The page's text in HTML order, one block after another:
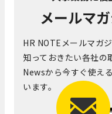
メールマ
HR NOTEメールマガ
知っておきたい各社の
Newsから今すぐ使え
います。